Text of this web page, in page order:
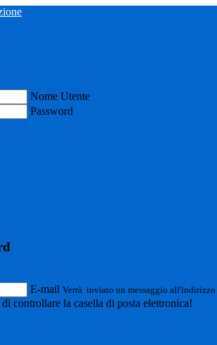
Nome Utente
Password
E-mail Verrà inviato un messaggio
controllare la casella di posta elettronica!